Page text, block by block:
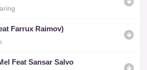
Farrux Raimov)
Feat Sansar Salvo